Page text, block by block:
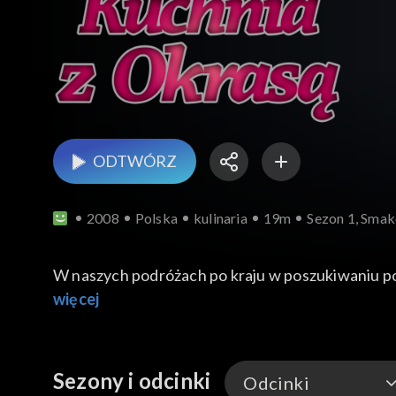
ODTWÓRZ
2008 Polska kulinaria 19m Sezon 1,
W naszych podróżach po kraju w poszukiwaniu
Mazowieckiego. Na tradycję kulinarną tego
przyprawiana na ostro pieprzem. Dawniej
więcej
Sezony i odcinki Odcinki